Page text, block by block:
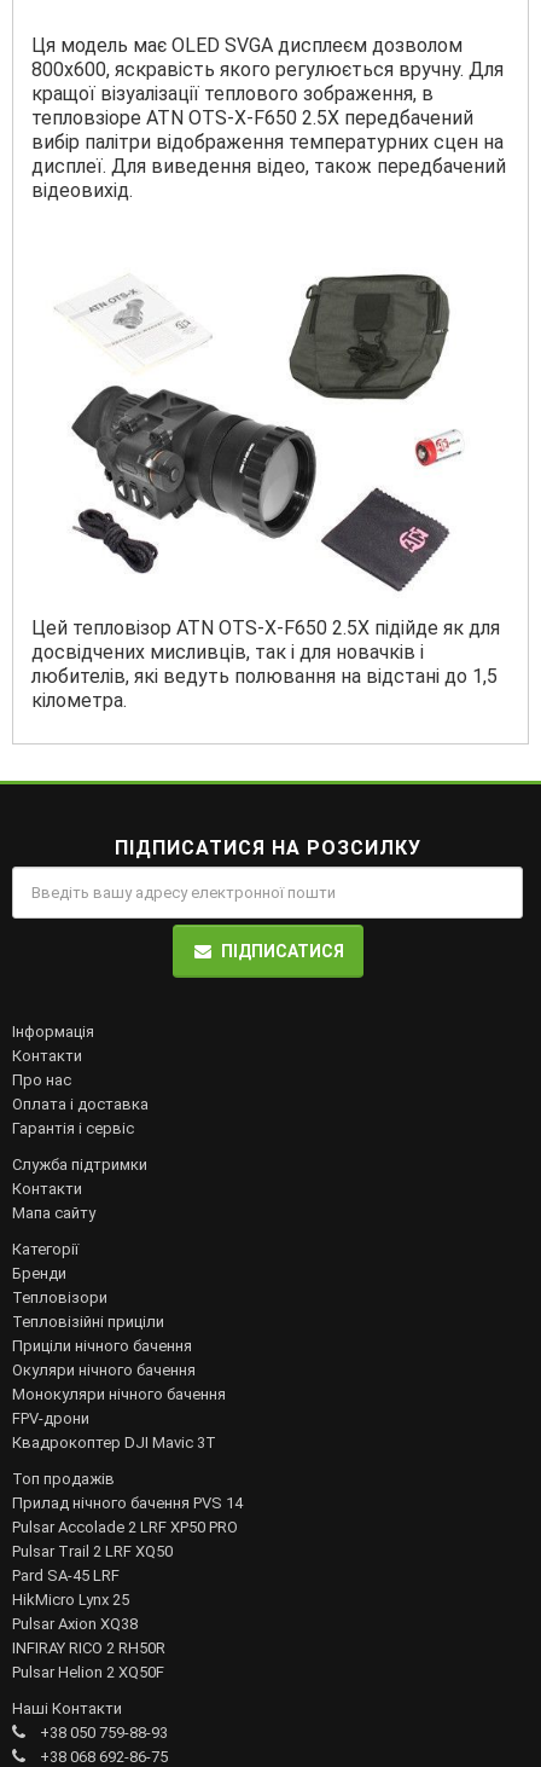
Ця модель має OLED SVGA дисплеєм дозволом
800х600, яскравість якого регулюється вручну. Для
кращої візуалізації теплового зображення, в
тепловзіоре ATN OTS-X-F650 2.5X передбачений
вибір палітри відображення температурних сцен на
дисплеї. Для виведення відео, також передбачений
відеовихід.
Цей тепловізор ATN OTS-X-F650 2.5X підійде як для
досвідчених мисливців, так і для новачків і
любителів, які ведуть полювання на відстані до 1,5
кілометра.
ПІДПИСАТИСЯ НА РОЗСИЛКУ
ПІДПИСАТИСЯ
Інформація
Контакти
Про нас
Оплата і доставка
Гарантія і сервіс
Служба підтримки
Контакти
Мапа сайту
Категорії
Бренди
Тепловізори
Тепловізійні приціли
Приціли нічного бачення
Окуляри нічного бачення
Монокуляри нічного бачення
FPV-дрони
Квадрокоптер DJI Mavic 3T
Топ продажів
Прилад нічного бачення PVS 14
Pulsar Accolade 2 LRF XP50 PRO
Pulsar Trail 2 LRF XQ50
Pard SA-45 LRF
HikMicro Lynx 25
Pulsar Axion XQ38
INFIRAY RICO 2 RH50R
Pulsar Helion 2 XQ50F
Наші Контакти
+38 050 759-88-93
+38 068 692-86-75